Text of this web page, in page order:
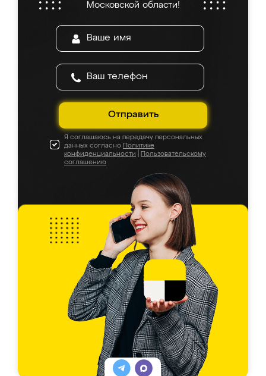
Московской области!
Отправить
Я соглашаюсь на передачу персональных
данных согласно Политике
конфиденциальности
Пользовательскому
соглашению